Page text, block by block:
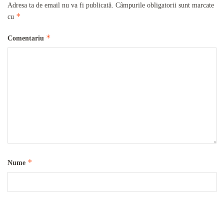
Adresa ta de email nu va fi publicată. Câmpurile obligatorii sunt marcate
cu *
Comentariu *
Nume *